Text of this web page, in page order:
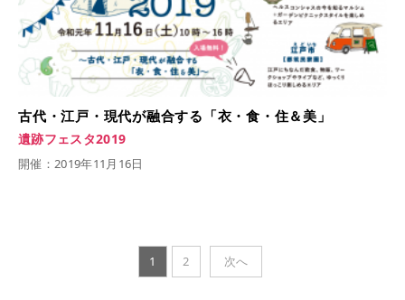
古代・江戸・現代が融合する「衣・食・住＆美」
遺跡フェスタ2019
開催：2019年11月16日
1 2 次へ